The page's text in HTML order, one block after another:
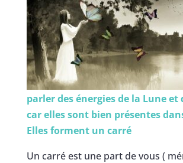
parler des énergies de la Lune et
car elles sont bien présentes
Elles forment un carré
Un carré est une part de vous (